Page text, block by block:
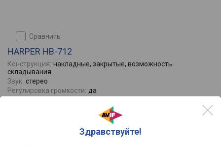
Здравствуйте!
сравнить
HARPER HB-712
Конструкция: накладные, закрытые, возможность
складывания
Звук: стерео
Регулировка громкости: да